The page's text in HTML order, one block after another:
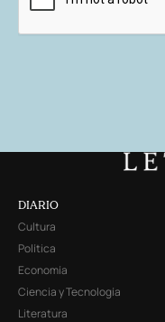
DIARIO
Cultura
Política
Economía
Ciencia y Tecnología
Literatura